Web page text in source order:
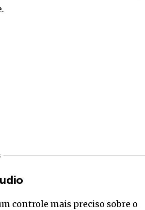
controle mais preciso sobre o